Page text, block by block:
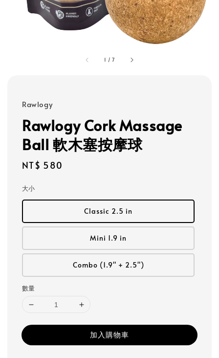
1 /7
Rawlogy
Rawlogy Cork Massage
Ball 軟木塞按摩球
Regular
NT$ 580
大小
Classic 2.5 in
Mini 1.9 in
Combo (1.9" + 2.5")
數量
加入購物車